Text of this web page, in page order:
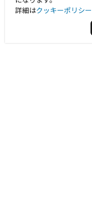
詳細はクッキーポリシー